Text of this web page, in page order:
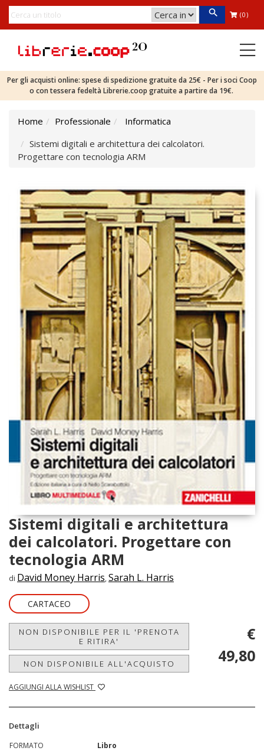
(0)
Per gli acquisti online: spese di spedizione gratuite da 25€ - Per i soci Coop
o con tessera fedeltà Librerie.coop gratuite a partire da 19€.
Home Professionale
Informatica
Sistemi digitali e architettura dei calcolatori.
Progettare con tecnologia ARM
Sistemi digitali e architettura
dei calcolatori. Progettare con
tecnologia ARM
di David Money Harris, Sarah L. Harris
CARTACEO
NON DISPONIBILE PER IL 'PRENOTA
E RITIRA'
NON DISPONIBILE ALL'ACQUISTO
AGGIUNGI ALLA WISHLIST
€
49,80
Dettagli
FORMATO
Libro